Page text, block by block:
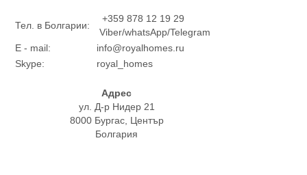
Тел. в Болгарии:
+359 878 12 19 29
Viber/whatsApp/Telegram
E - mail:
info@royalhomes.ru
Skype:
royal_homes
Адрес
ул. Д-р Нидер 21
8000 Бургас, Център
Болгария